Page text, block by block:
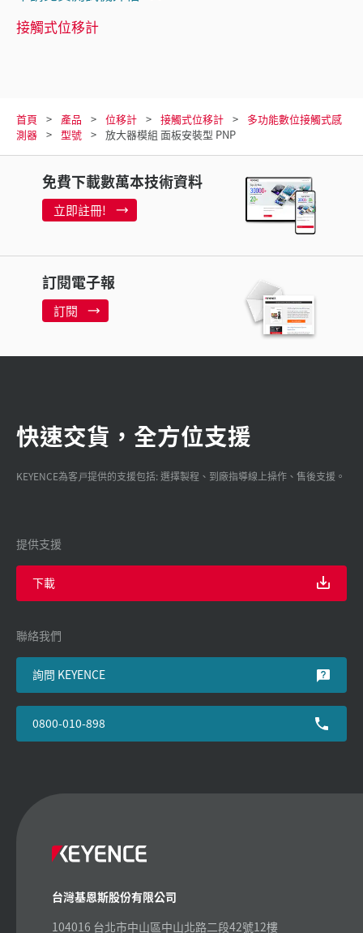
接觸式位移計
首頁 產品 位移計 接觸式位移計
多功能數位接觸式感
測器
型號 放大器模組 面板安裝型 PNP
免費下載數萬本技術資料
立即註冊!
訂閱電子報
訂閱
快速交貨，全方位支援
KEYENCE為客戸提供的支援包括: 選擇製程、到廠指導線上操作、售後支援。
提供支援
下載
聯絡我們
詢問 KEYENCE
0800-010-898
台灣基恩斯股份有限公司
104016 台北市中山區中山北路二段42號12樓